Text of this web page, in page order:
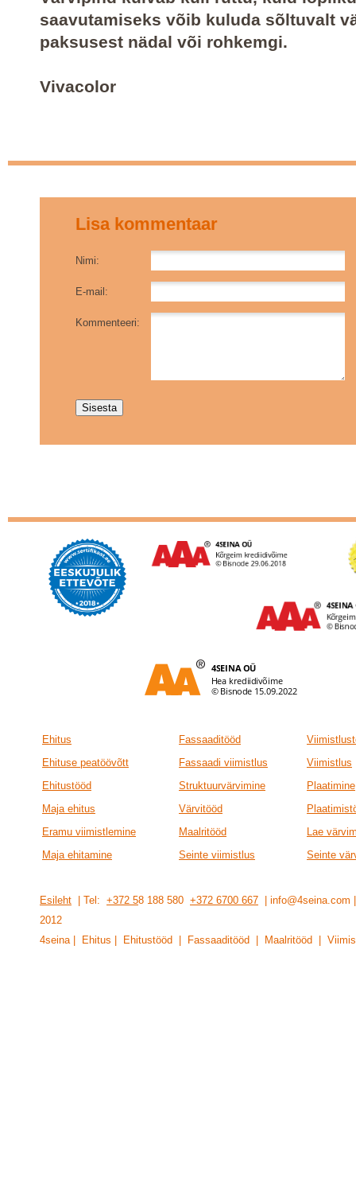
saavutamiseks võib kuluda sõltuvalt
paksusest nädal või rohkemgi.
Vivacolor
Lisa kommentaar
Nimi:
E-mail:
Kommenteeri:
Ehitus Fassaaditööd
Ehituse peatöövõtt
Fassaadi viimistlus
Viimistlus
Ehitustööd
Struktuurvärvimine
Plaatimine
Maja ehitus
Värvitööd
Eramu viimistlemine
Maalritööd
Lae
Maja ehitamine
Seinte viimistlus Seinte
Esileht | Tel: +372 58 188 580 +372 6700 667 |
201 2
4seina | Ehitus | Ehitustööd | Fassaaditööd | Maalritööd |